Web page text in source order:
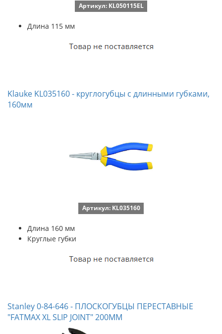
Артикул: KL050115EL
Длина 115 мм
Klauke KL035160 - круглогубцы с длинными губками,
160мм
Артикул: KL035160
Длина 160 мм
Круглые губки
Stanley 0-84-646 - ПЛОСКОГУБЦЫ ПЕРЕСТАВНЫЕ
"FATMAX XL SLIP JOINT" 200ММ